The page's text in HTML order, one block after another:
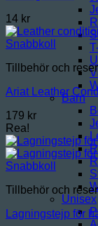
Barn
Unisex
14 kr
Snabbkoll
Tillbehör och
Ariat Leather
179 kr
Rea!
Snabbkoll
Tillbehör och
Lagningstejp för